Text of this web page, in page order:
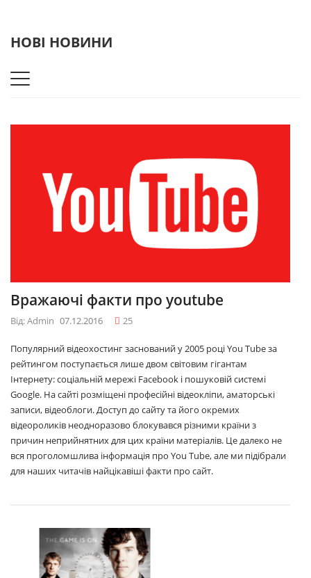
НОВІ НОВИНИ
Вражаючі факти про youtube
Від: Admin 07.12.2016 25
Популярний відеохостинг заснований у 2005 році You Tube за
рейтингом поступається лише двом світовим гігантам
Інтернету: соціальній мережі Facebook і пошуковій системі
Google. На сайті розміщені професійні відеокліпи, аматорські
записи, відеоблоги. Доступ до сайту та його окремих
відеороликів неодноразово блокувався різними країни з
причин неприйнятних для цих країни матеріалів. Це далеко не
вся проголомшлива інформація про You Tube, але ми підібрали
для наших читачів найцікавіші факти про сайт.